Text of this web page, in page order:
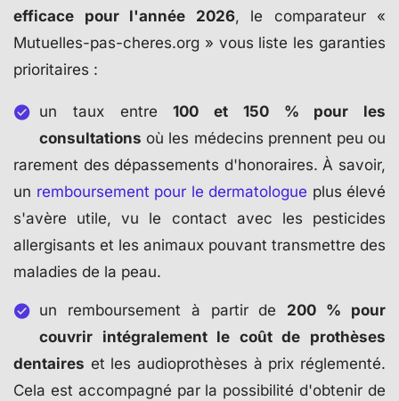
efficace pour l'année 2026, le comparateur «
Mutuelles-pas-cheres.org » vous liste les garanties
prioritaires :
un taux entre100 et 150 % pour les
consultations où les médecins prennent peu ou
rarement des dépassements d'honoraires. À savoir,
un remboursement pour le dermatologue plus élevé
s'avère utile, vu le contact avec les pesticides
allergisants et les animaux pouvant transmettre des
maladies de la peau.
un remboursement à partir de 200 % pour
couvrir intégralement le coût de prothèses
dentaires et les audioprothèses à prix réglementé.
Cela est accompagné par la possibilité d'obtenir de